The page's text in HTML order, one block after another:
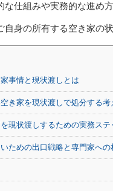
な仕組みや実務的な進め
自身の所有する空き家の
事情と現状渡しとは
き家を現状渡しで処分する考
現状渡しするための実務ステ
ための出口戦略と専門家へ